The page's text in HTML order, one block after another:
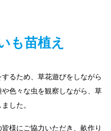
情報
も苗植え
るため、草花遊びをしながら
色々な虫を観察しながら、草
した。
様にご協力いただき、畝作り